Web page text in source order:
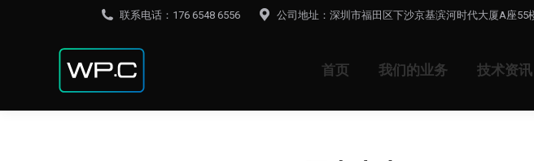
联系电话：176 6548 6556 公司地址：深圳市福田区下沙京基滨河时代大厦A座55
首页 我们的业务 技术资讯